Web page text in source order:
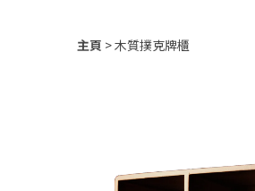
主頁 木質撲克牌櫃